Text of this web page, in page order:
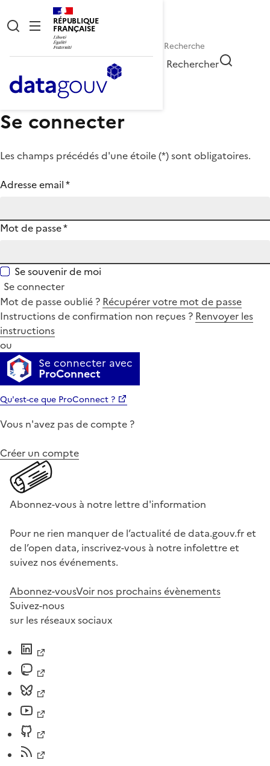
RÉPUBLIQUE
FRANÇAISE
Rechercher
Se connecter
Les champs précédés d'une étoile (*) sont obligatoires.
Adresse email*
Mot de passe*
Se souvenir de moi
Se connecter
Mot de passe oublié ? Récupérer votre mot de passe
Instructions de confirmation non reçues ? Renvoyer les
instructions
ou
Se connecter avec
ProConnect
Qu'est-ce que ProConnect ?
Vous n'avez pas de compte ?
Créer un compte
Abonnez-vous à notre lettre d'information
Pour ne rien manquer de l’actualité de data.gouv.fr et
de l’open data, inscrivez-vous à notre infolettre et
suivez nos événements.
Abonnez-vousVoir nos prochains évènements
Suivez-nous
sur les réseaux sociaux